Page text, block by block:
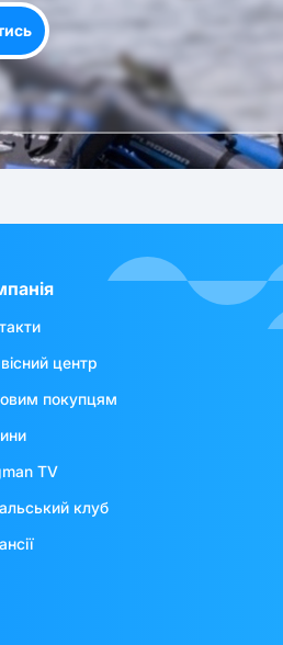
центр
покупцям
TV
клуб